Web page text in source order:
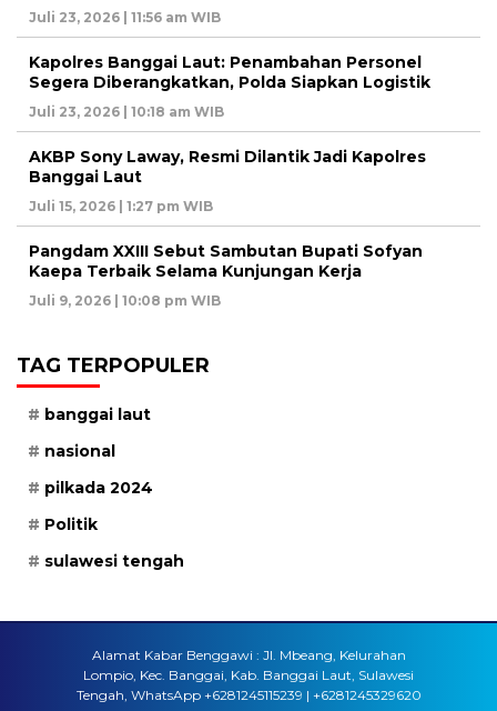
Juli 23, 2026 | 11:56 am WIB
Kapolres Banggai Laut: Penambahan Personel
Segera Diberangkatkan, Polda Siapkan Logistik
Juli 23, 2026 | 10:18 am WIB
AKBP Sony Laway, Resmi Dilantik Jadi Kapolres
Banggai Laut
Juli 15, 2026 | 1:27 pm WIB
Pangdam XXIII Sebut Sambutan Bupati Sofyan
Kaepa Terbaik Selama Kunjungan Kerja
Juli 9, 2026 | 10:08 pm WIB
TAG TERPOPULER
banggai laut
nasional
pilkada 2024
Politik
sulawesi tengah
Alamat Kabar Benggawi : Jl. Mbeang, Kelurahan
Lompio, Kec. Banggai, Kab. Banggai Laut, Sulawesi
Tengah, WhatsApp +6281245115239 | +6281245329620